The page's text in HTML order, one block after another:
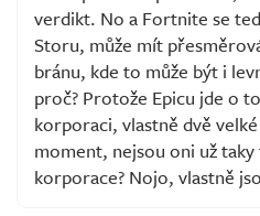
verdikt. No a Fortnite se
Storu, může mít
bránu, kde to může být i
proč? Protože Epicu jde o
korporaci, vlastně dvě
moment, nejsou oni už
korporace? Nojo, vlastně